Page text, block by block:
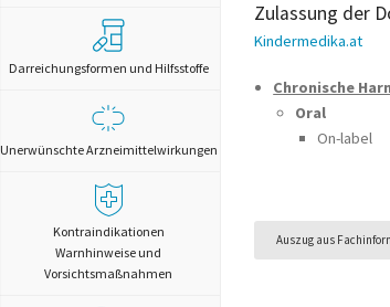
Darreichungsformen und Hilfsstoffe
Unerwünschte Arzneimittelwirkungen
Kontraindikationen
Warnhinweise und
Vorsichtsmaßnahmen
Zulassung der
Kindermedika.at
Chronische
Oral
On-label
Auszug aus